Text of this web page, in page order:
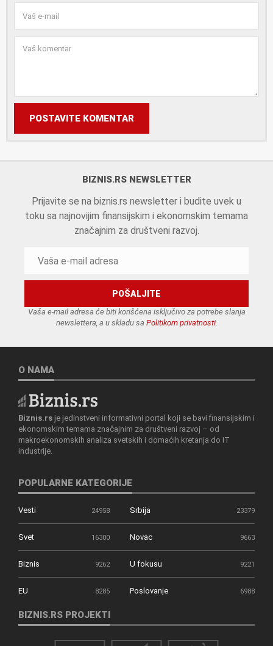
POSTAVITE KOMENTAR
BIZNIS.RS NEWSLETTER
Prijavite se na biznis.rs newsletter i budite uvek u
toku sa najnovijim finansijskim i ekonomskim temama
značajnim za društveni razvoj.
Vaša e-mail adresa će biti korišćena isključivo za potrebe slanja
newslettera, a u skladu sa Politikom privatnosti.
O NAMA
Biznis.rs je jedinstveni informativni portal koji se bavi finansijskim i
ekonomskim temama značajnim za društveni razvoj – od
makroekonomskih analiza svetskih i domaćih kretanja do IT
industrije.
POPULARNE KATEGORIJE
Vesti 24958 Srbija 23379
Svet 16300 Novac 9663
Biznis 9262 U fokusu 9221
EU 8285 Poslovanje 6988
BIZNIS.RS PROJEKTI